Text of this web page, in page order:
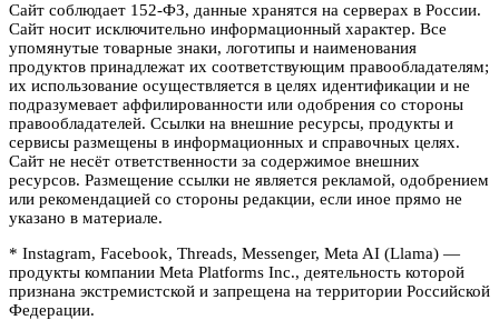
Сайт соблюдает 152-ФЗ, данные хранятся на серверах в России.
Сайт носит исключительно информационный характер. Все
упомянутые товарные знаки, логотипы и наименования
продуктов принадлежат их соответствующим правообладателям;
их использование осуществляется в целях идентификации и не
подразумевает аффилированности или одобрения со стороны
правообладателей. Ссылки на внешние ресурсы, продукты и
сервисы размещены в информационных и справочных целях.
Сайт не несёт ответственности за содержимое внешних
ресурсов. Размещение ссылки не является рекламой, одобрением
или рекомендацией со стороны редакции, если иное прямо не
указано в материале.
* Instagram, Facebook, Threads, Messenger, Meta AI (Llama) —
продукты компании Meta Platforms Inc., деятельность которой
признана экстремистской и запрещена на территории Российской
Федерации.